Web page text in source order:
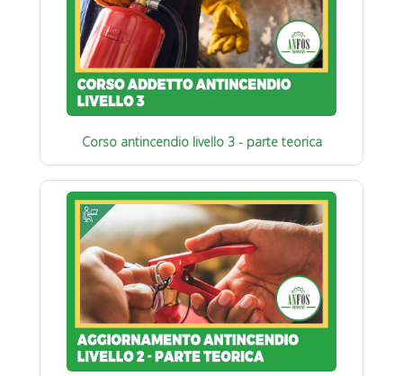
Corso antincendio livello 3 - parte teorica